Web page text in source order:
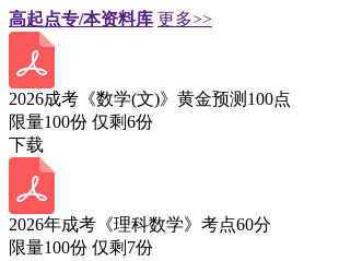
高起点专/本资料库 更多>>
2026成考《数学(文)》黄金预测100点
限量100份 仅剩6份
下载
2026年成考《理科数学》考点60分
限量100份 仅剩 7份